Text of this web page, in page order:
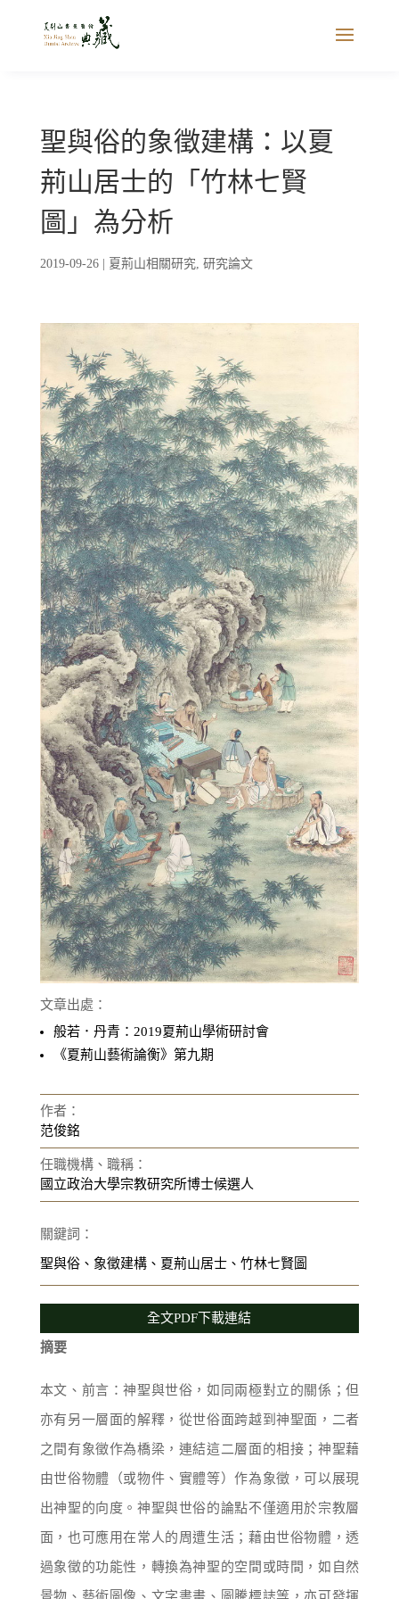
聖與俗的象徵建構：以夏
荊山居士的「竹林七賢
圖」為分析
2019-09-26| 夏荊山相關研究, 研究論文
文章出處：
般若．丹青：2019夏荊山學術研討會
《夏荊山藝術論衡》第九期
作者：
范俊銘
任職機構、職稱：
國立政治大學宗教研究所博士候選人
關鍵詞：
聖與俗、象徵建構、夏荊山居士、竹林七賢圖
全文PDF下載連結
摘要
本文、前言：神聖與世俗，如同兩極對立的關係；但
亦有另一層面的解釋，從世俗面跨越到神聖面，二者
之間有象徵作為橋梁，連結這二層面的相接；神聖藉
由世俗物體（或物件、實體等）作為象徵，可以展現
出神聖的向度。神聖與世俗的論點不僅適用於宗教層
面，也可應用在常人的周遭生活；藉由世俗物體，透
過象徵的功能性，轉換為神聖的空間或時間，如自然